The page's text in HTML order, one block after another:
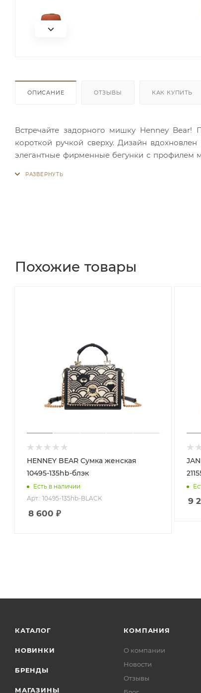
ОПИСАНИЕ ОТЗЫВЫ КАК КУПИТЬ
Встречайте задорного мишку Henney
короткой ручкой сверху. Дизайн
элегантные фирменные бегунки с профилем
Похожие товары
HENNEY BEAR Сумка женская
10495-135hb-блэк
Есть в наличии
Арт.: 10495-135hb-BLACK
8 600 ₽
JANET
9
КАТАЛОГ
НОВИНКИ
БРЕНДЫ
МАГАЗИНЫ
КОМПАНИЯ
О компании
Новости
Отзывы